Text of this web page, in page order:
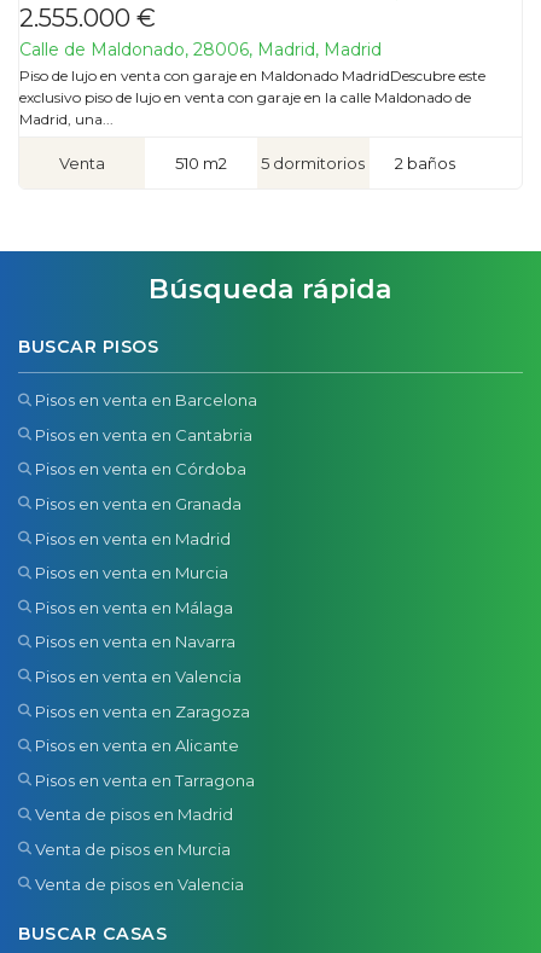
2.555.000 €
Calle de Maldonado, 28006, Madrid, Madrid
Piso de lujo en venta con garaje en Maldonado MadridDescubre este
exclusivo piso de lujo en venta con garaje en la calle Maldonado de
Madrid, una...
Venta 510 m2 5 dormitorios 2 baños
Búsqueda rápida
BUSCAR PISOS
Pisos en venta en Barcelona
Pisos en venta en Cantabria
Pisos en venta en Córdoba
Pisos en venta en Granada
Pisos en venta en Madrid
Pisos en venta en Murcia
Pisos en venta en Málaga
Pisos en venta en Navarra
Pisos en venta en Valencia
Pisos en venta en Zaragoza
Pisos en venta en Alicante
Pisos en venta en Tarragona
Venta de pisos en Madrid
Venta de pisos en Murcia
Venta de pisos en Valencia
BUSCAR CASAS